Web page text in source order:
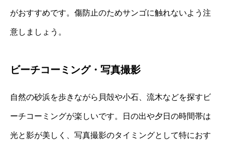
がおすすめです。傷防止のためサンゴに触れないよう注
意しましょう。
ビーチコーミング・写真撮影
自然の砂浜を歩きながら貝殻や小石、流木などを探すビ
ーチコーミングが楽しいです。日の出や夕日の時間帯は
光と影が美しく、写真撮影のタイミングとして特におす